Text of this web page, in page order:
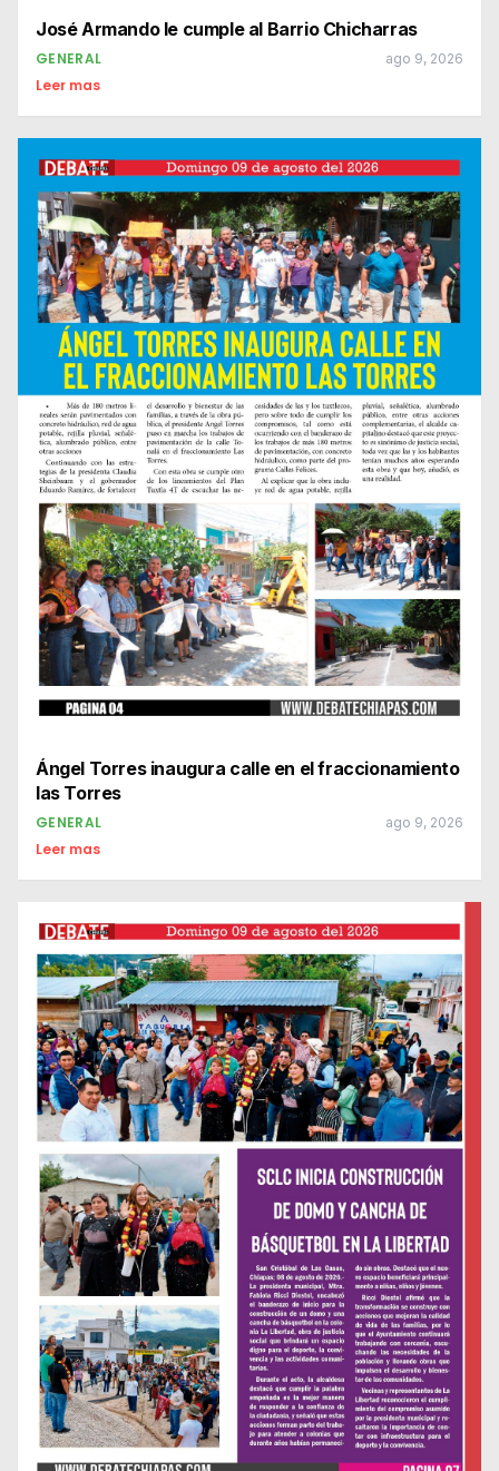
José Armando le cumple al Barrio Chicharras
GENERAL ago 9, 2026
Leer mas
Ángel Torres inaugura calle en el fraccionamiento
las Torres
GENERAL ago 9, 2026
Leer mas